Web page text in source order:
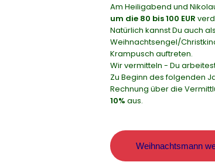
Am Heiligabend und
um die 80 bis 100 EUR
Natürlich kannst Du auch
Weihnachtsengel/
Krampusch auftreten.
Wir vermitteln - Du
Zu Beginn des folgenden
Rechnung über die
10% aus.
Weihnachtsmann